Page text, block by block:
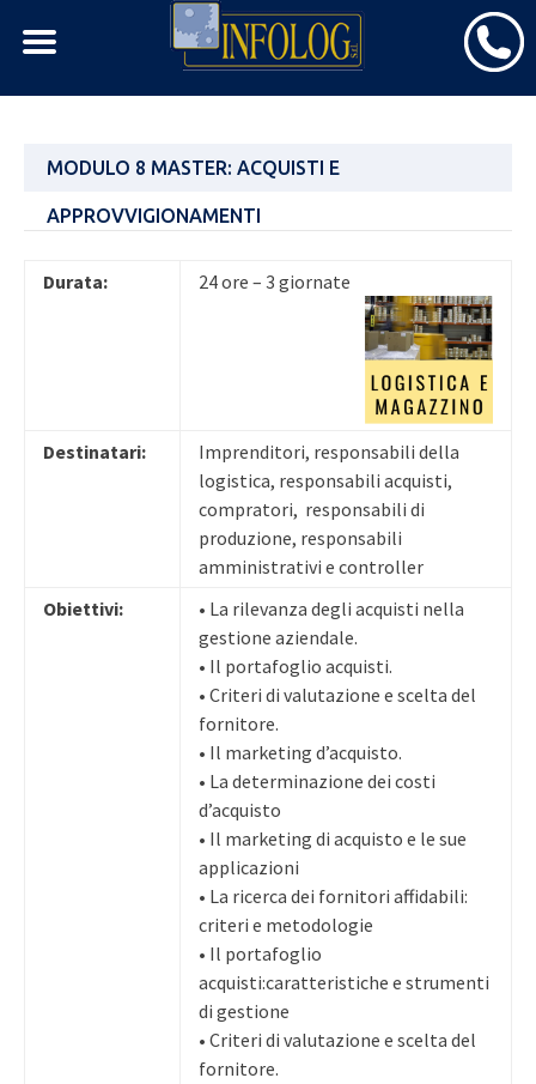
content
MODULO 8 MASTER: ACQUISTI E
APPROVVIGIONAMENTI
Durata: 24 ore – 3 giornate
Destinatari:
Imprenditori, responsabili della
logistica, responsabili acquisti,
compratori, responsabili di
produzione, responsabili
amministrativi e controller
Obiettivi:
• La rilevanza degli acquisti nella
gestione aziendale.
• Il portafoglio acquisti.
• Criteri di valutazione e scelta del
fornitore.
• Il marketing d’acquisto.
• La determinazione dei costi
d’acquisto
• Il marketing di acquisto e le sue
applicazioni
• La ricerca dei fornitori affidabili:
criteri e metodologie
• Il portafoglio
acquisti:caratteristiche e strumenti
di gestione
• Criteri di valutazione e scelta del
fornitore.